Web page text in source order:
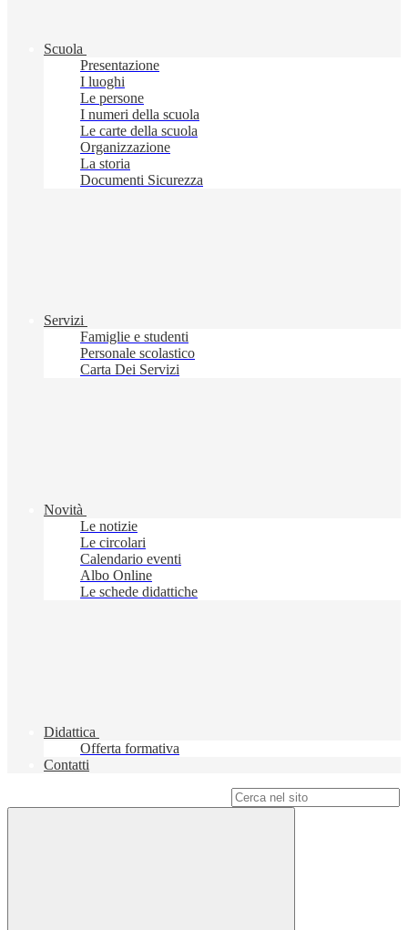
Scuola
Presentazione
I luoghi
Le persone
I numeri della scuola
Le carte della scuola
Organizzazione
La storia
Documenti Sicurezza
Servizi
Famiglie e studenti
Personale scolastico
Carta Dei Servizi
Novità
Le notizie
Le circolari
Calendario eventi
Albo Online
Le schede didattiche
Didattica
Offerta formativa
Contatti